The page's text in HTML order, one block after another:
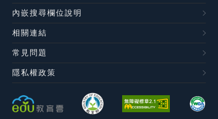
內嵌搜尋欄位說明
相關連結
常見問題
隱私權政策